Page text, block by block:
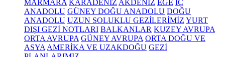
MARMARA KARADENİZ AKDENİZ EGE İÇ
ANADOLU GÜNEY DOĞU ANADOLU DOĞU
ANADOLU UZUN SOLUKLU GEZİLERİMİZ YURT
DIŞI GEZİ NOTLARI BALKANLAR KUZEY AVRUPA
ORTA AVRUPA GÜNEY AVRUPA ORTA DOĞU VE
ASYA AMERİKA VE UZAKDOĞU GEZİ